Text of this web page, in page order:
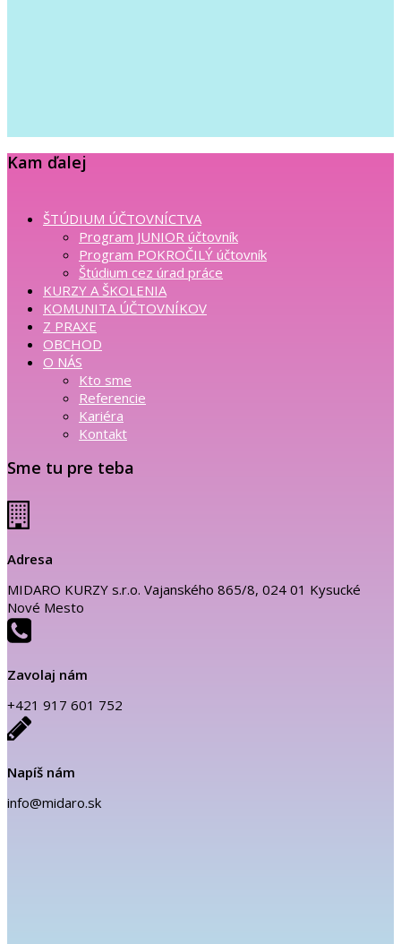
Kam ďalej
ŠTÚDIUM ÚČTOVNÍCTVA
Program JUNIOR účtovník
Program POKROČILÝ účtovník
Štúdium cez úrad práce
KURZY A ŠKOLENIA
KOMUNITA ÚČTOVNÍKOV
Z PRAXE
OBCHOD
O NÁS
Kto sme
Referencie
Kariéra
Kontakt
Sme tu pre teba
Adresa
MIDARO KURZY s.r.o. Vajanského 865/8, 024 01 Kysucké
Nové Mesto
Zavolaj nám
+421 917 601 752
Napíš nám
info@midaro.sk